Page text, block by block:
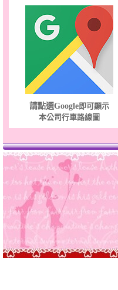
十字架～小黃金套鍊
請點選Google即可顯示
本公司行車路線圖